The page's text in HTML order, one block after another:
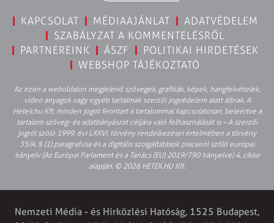
KAPCSOLAT MÉDIAAJÁNLAT
ADATVÉDELEM
SZABÁLYZAT A KOMMENTELÉSRŐL
PARTNEREINK
ÁSZF
POLITIKAI HIRDETÉSEK
WEBSHOP TÁJÉKOZTATÓ
Az ezen a weboldalon megjelenő szövegek, grafikák, képek, hangfelvételek,
video anyagok vagy egyéb tartalmak szerzői jogvédelem alatt állnak. A
Hetek.hu Kft. minden jogot fenntart a tartalommal kapcsolatosan, beleértve a
tartalom szöveg- és adatbányászat céljára való felhasználását is – A szerzői
jogról szóló 1999. évi LXXVI. törvény rendelkezései értelmében a törvény
35/A. § (1) paragrafusa és a digitális szolgáltatások piacairól szóló európai
irányelv (Az Európai Parlament és a Tanács (EU) 2019/790 Irányelve) 4. cikke
alapján. © 2026 HETEK.HU Kft.
Nemzeti Média - és Hírközlési Hatóság, 1525 Budapest,